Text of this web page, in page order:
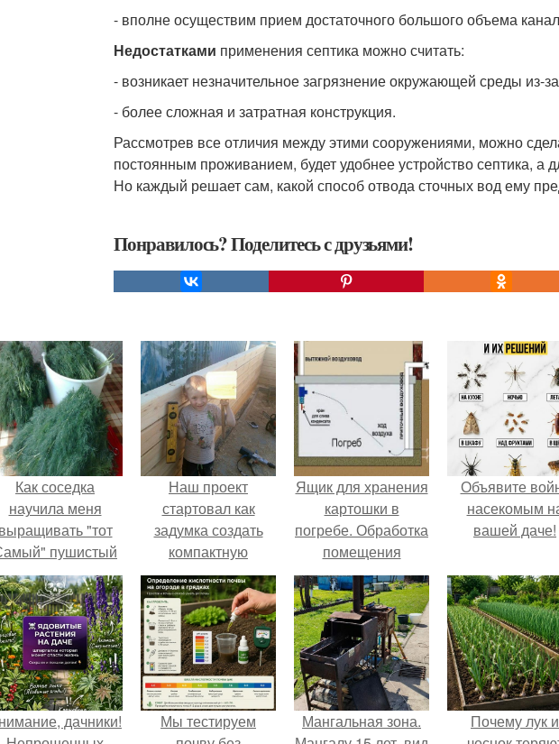
- вполне осуществим прием достаточного большого объема
Недостатками применения септика можно считать:
- возникает незначительное загрязнение окружающей среды из-
- более сложная и затратная конструкция.
Рассмотрев все отличия между этими сооружениями, можно
постоянным проживанием, будет удобнее устройство септика,
Но каждый решает сам, какой способ отвода сточных вод ему
Понравилось? Поделитесь с друзьями!
Как соседка
научила меня
выращивать "тот
пушистый
укроп.
Наш проект
стартовал как
задумка создать
компактную
беседку для
отдыха.
Ящик для хранения
картошки в
погребе. Обработка
помещения
Объявите
насекомым
вашей даче!
дачники!
Мы тестируем
Мангальная зона.
Почему лук и